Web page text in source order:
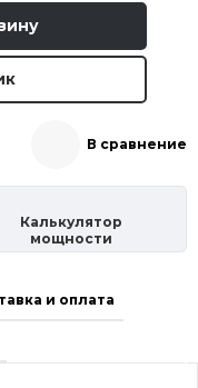
В сравнение
Калькулятор
мощности
и оплата